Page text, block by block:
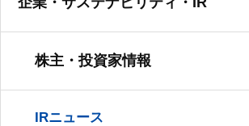
株主・投資家情報
IRニュース